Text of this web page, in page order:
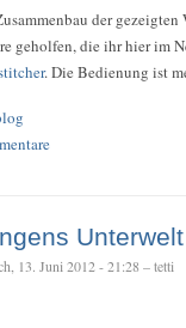
der gezeigten
geholfen, die ihr hier im
. Die Bedienung ist
Unterwelt
13. Juni 2012 - 21:28 – tetti